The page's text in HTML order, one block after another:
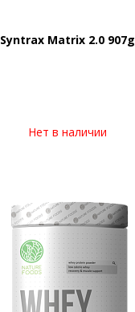
Syntrax Matrix 2.0 907g
Нет в наличии